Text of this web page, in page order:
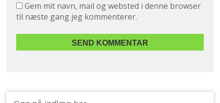
Gem mit navn, mail og websted i denne browser
til næste gang jeg kommenterer.